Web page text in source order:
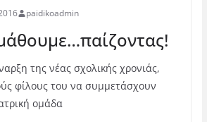
paidikoadmin
της νέας σχολικής χρονιάς,
φίλους του να συμμετάσχουν
ομάδα